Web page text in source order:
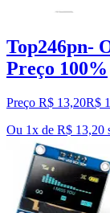
Top246pn-
Preço 100%
Preço R$ 13,20R$
Ou 1x de R$ 13,20